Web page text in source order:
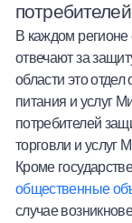
В каждом регионе
отвечают за
области это
питания и услуг
потребителей
торговли и услуг
Кроме
общественные
случае